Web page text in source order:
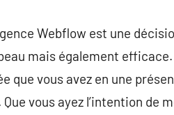
Webflow est une
mais également
que vous avez en une
vous ayez l’intention de